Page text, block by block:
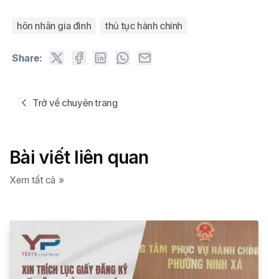
hôn nhân gia đình thủ tục hành chính
Share:
Trở về chuyên trang
Bài viết liên quan
Xem tất cả »